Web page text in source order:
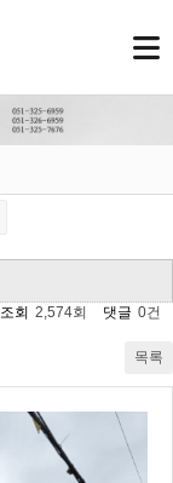
조회 2,574회 댓글 0건
목록